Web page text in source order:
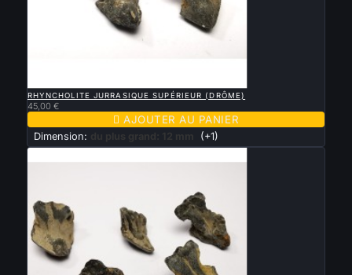
RHYNCHOLITE JURRASIQUE SUPÉRIEUR (DRÔME)
45,00 €
 AJOUTER AU PANIER
Dimension: du plus grand: 12 mm (+1)